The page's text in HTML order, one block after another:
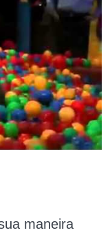
maneira